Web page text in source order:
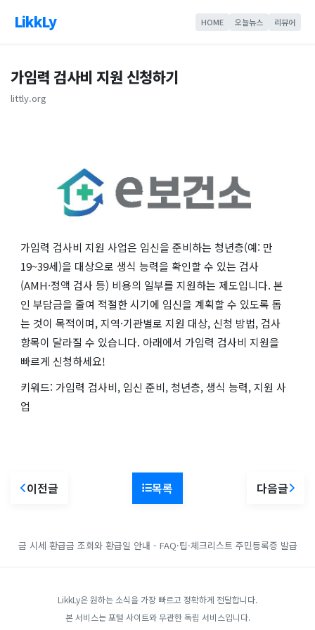
LikkLy HOME 오늘뉴스 리뷰어
가임력 검사비 지원 신청하기
littly.org
가임력 검사비 지원 사업은 임신을 준비하는 청년층(예: 만
19~39세)을 대상으로 생식 능력을 확인할 수 있는 검사
(AMH·정액 검사 등) 비용의 일부를 지원하는 제도입니다. 본
인 부담금을 줄여 적절한 시기에 임신을 계획할 수 있도록 돕
는 것이 목적이며, 지역·기관별로 지원 대상, 신청 방법, 검사
항목이 달라질 수 있습니다. 아래에서 가임력 검사비 지원을
빠르게 신청하세요!
키워드: 가임력 검사비, 임신 준비, 청년층, 생식 능력, 지원 사
업
이전글 목록 다음글
금 시세 환급금 조회와 환급일 안내 - FAQ·팁·체크리스트 주민등록증 발급
LikkLy은 원하는 소식을 가장 빠르고 정확하게 전달합니다.
본 서비스는 포털 사이트와 무관한 독립 서비스입니다.